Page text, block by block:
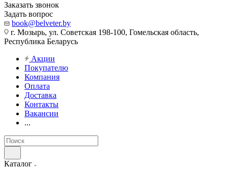
Заказать звонок
Задать вопрос
book@belveter.by
г. Мозырь, ул. Советская 198-100, Гомельская область,
Республика Беларусь
Акции
Покупателю
Компания
Оплата
Доставка
Контакты
Вакансии
...
Каталог